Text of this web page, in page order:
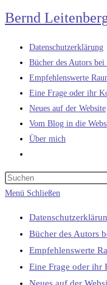
Zum
Inhalt
springen
Bernd
Datenschutzerklärung
Bücher des Autors
Empfehlenswerte
Eine Frage oder ihr
Neues auf der Website
Vom Blog in die
Über mich
umschalten
Menü Schließen
Bücher des Autors
Empfehlenswerte
Eine Frage oder ihr